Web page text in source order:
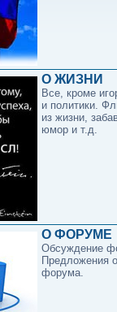
О ЖИЗНИ
Все, кроме
и политики.
из жизни,
юмор и т.д.
О ФОРУМЕ
Обсуждение
Предложения
форума.